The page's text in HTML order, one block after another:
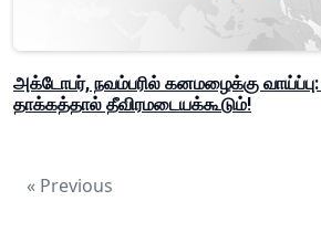
அக்டோபர், நவம்பரில் கனமழைக்கு
தாக்கத்தால் தீவிரமடையக்கூடும்!
« Previous